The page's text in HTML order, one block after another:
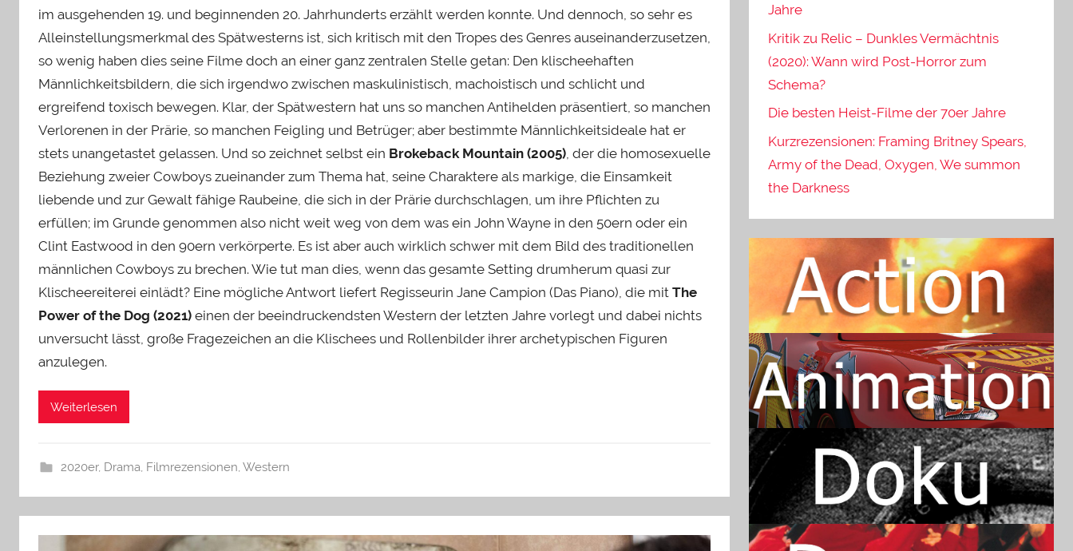
im ausgehenden 19. und beginnenden 20. Jahrhunderts erzählt werden konnte. Und dennoch, so sehr es
Alleinstellungsmerkmal des Spätwesterns ist, sich kritisch mit den Tropes des Genres auseinanderzusetzen,
so wenig haben dies seine Filme doch an einer ganz zentralen Stelle getan: Den klischeehaften
Männlichkeitsbildern, die sich irgendwo zwischen maskulinistisch, machoistisch und schlicht und
ergreifend toxisch bewegen. Klar, der Spätwestern hat uns so manchen Antihelden präsentiert, so manchen
Verlorenen in der Prärie, so manchen Feigling und Betrüger; aber bestimmte Männlichkeitsideale hat er
stets unangetastet gelassen. Und so zeichnet selbst ein Brokeback Mountain (2005), der die homosexuelle
Beziehung zweier Cowboys zueinander zum Thema hat, seine Charaktere als markige, die Einsamkeit
liebende und zur Gewalt fähige Raubeine, die sich in der Prärie durchschlagen, um ihre Pflichten zu
erfüllen; im Grunde genommen also nicht weit weg von dem was ein John Wayne in den 50ern oder ein
Clint Eastwood in den 90ern verkörperte. Es ist aber auch wirklich schwer mit dem Bild des traditionellen
männlichen Cowboys zu brechen. Wie tut man dies, wenn das gesamte Setting drumherum quasi zur
Klischeereiterei einlädt? Eine mögliche Antwort liefert Regisseurin Jane Campion (Das Piano), die mit The
Power of the Dog (2021) einen der beeindruckendsten Western der letzten Jahre vorlegt und dabei nichts
unversucht lässt, große Fragezeichen an die Klischees und Rollenbilder ihrer archetypischen Figuren
anzulegen.
Weiterlesen
2020er, Drama, Filmrezensionen, Western
Jahre
Kritik zu Relic – Dunkles Vermächtnis
(2020): Wann wird Post-Horror zum
Schema?
Die besten Heist-Filme der 70er Jahre
Kurzrezensionen: Framing Britney Spears,
Army of the Dead, Oxygen, We summon
the Darkness